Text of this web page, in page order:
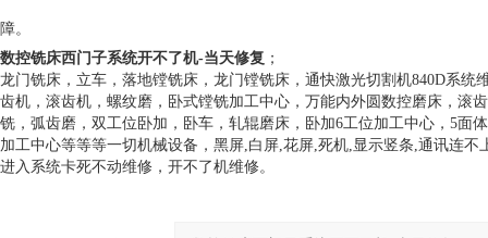
障。
数控铣床西门子系统开不了机-当天修复 ；
龙门铣床，立车，落地镗铣床，龙门镗铣床，通快激光切割机840D系
齿机，滚齿机，螺纹磨，卧式镗铣加工中心，万能内外圆数控磨床，滚
铣，弧齿磨，双工位卧加，卧车，轧辊磨床，卧加6工位加工中心，5面
加工中心等等等一切机械设备，黑屏,白屏,花屏,死机,显示竖条,通讯连
进入系统卡死不动维修，开不了机维修。